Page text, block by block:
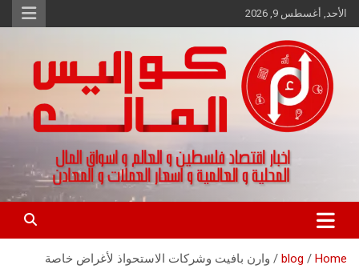
Skip
to
الأحد, أغسطس 9, 2026
كواليس المال
اخبار اقتصاد فلسطين و العالم و تقارير اسواق المال و العملات
Home
blog وارن بافيت وشركات الاستحواذ لأغراض خاصة